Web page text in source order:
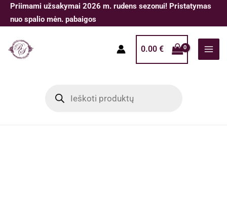
Pereiti
prie
Priimami užsakymai 2026 m. rudens sezonui! Pristatymas
nuo spalio mėn. pabaigos
0.00 €
search